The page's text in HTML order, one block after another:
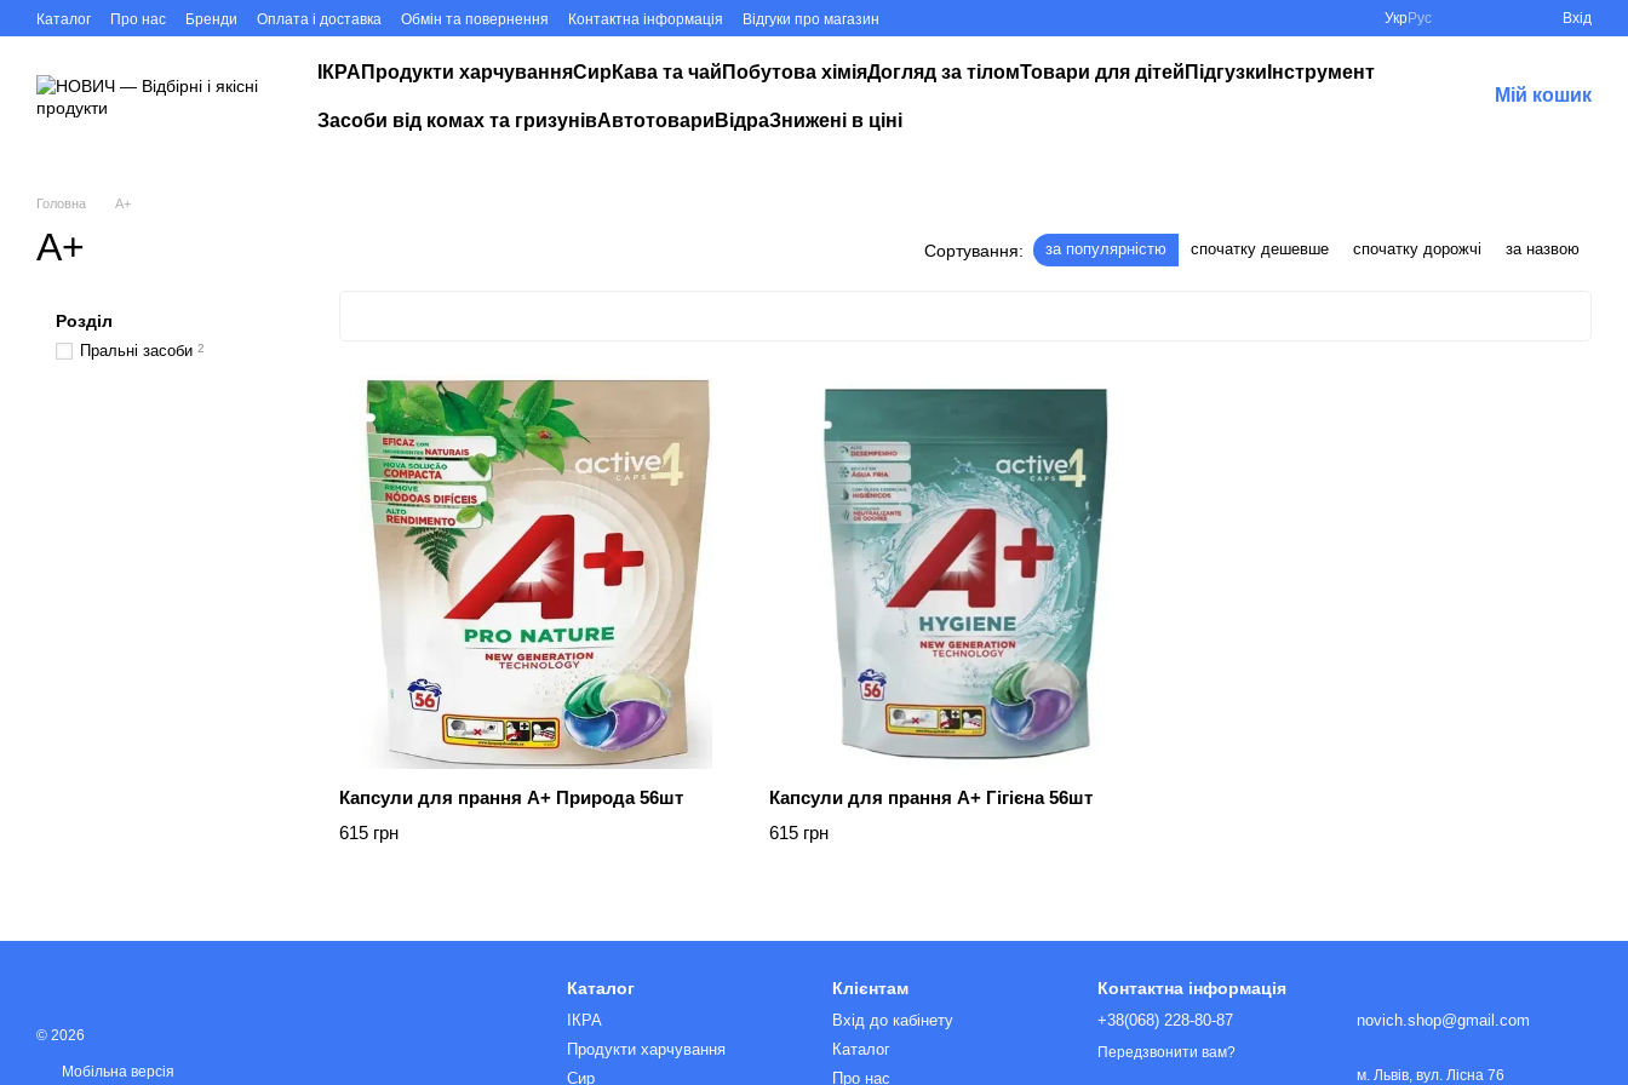
Перейти до основного контенту
Каталог Про нас Бренди Оплата і доставка Обмін та повернення Контактна інформація Відгуки про магазин УкрРус Вхід
ІКРА Продукти харчуванняСирКава та чай Побутова хіміяДогляд за тіломТовари для дітей Підгузки Інструмент
Засоби від комах та гризунівАвтотовари ВідраЗнижені в ціні
Мій кошик
Головна А+
А+ Сортування: за популярністю спочатку дешевше спочатку дорожчі за назвою
Капсули для прання А+ Природа 56шт
615 грн
Капсули для прання А+ Гігієна 56шт
615 грн
Розділ
Пральні засоби 2
© 2026
Мобільна версія
Каталог
ІКРА
Продукти харчування
Сир
Клієнтам
Вхід до кабінету
Каталог
Про нас
Контактна інформація
+38(068) 228-80-87
Передзвонити вам?
novich.shop@gmail.com
м. Львів, вул. Лісна 76